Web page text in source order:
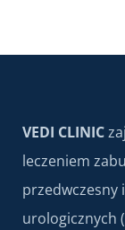
VEDI CLINIC
leczeniem
przedwczesny
urologicznych